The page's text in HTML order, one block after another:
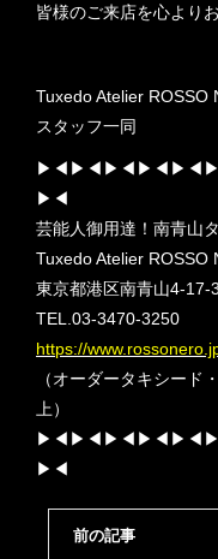
皆様のご来店を心より
Tuxedo Atelier ROSSO
スタッフ一同
▶︎◀︎
芸能人御用達！南青山
Tuxedo Atelier ROSSO
東京都港区南青山4-17-
TEL.03-3470-3250
https://
（オーダータキシード
上）
▶︎◀︎
前の記事